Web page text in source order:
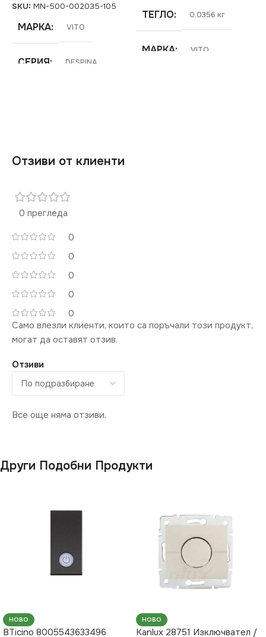
SKU: MN-500-002035-105
МАРКА VITO
СЕРИЯ DESPINA
НАПРЕЖЕНИЕ (V)
220V
ТЕГЛО 0.0356 кг
МАРКА VITO
Отзиви от клиенти
0 прегледа
0
0
0
0
0
Отзиви
Все още няма отзиви.
Само влезли клиенти, които са поръчали този продукт,
могат да оставят отзив.
Други Подобни Продукти
НОВО
BTicino 8005543633496
НОВО
Kanlux 28751 Изключвател /